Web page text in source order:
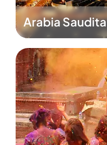
Arabia Saudita